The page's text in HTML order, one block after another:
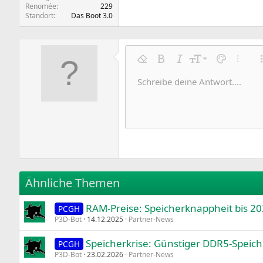
Renomée
229
Standort
Das Boot 3.0
Formatierung entfernen
Fett KursivSchriftgröße
9
10
18
Textfarbe
Schriftfamilie
Arial
Times New Roman
Verdana
Durchgestrichen
Unterstrichen
Inline-Code
Inline-Spoiler
Insert horizontal line
SpoilerCode
Schreibe deine Antwort....
Ähnliche Themen
PCGH RAM-Preise: Speicherknappheit bis
P3D-Bot 14.12.2025 Partner-News
PCGH Speicherkrise: Günstiger DDR5-
P3D-Bot 23.02.2026 Partner-News